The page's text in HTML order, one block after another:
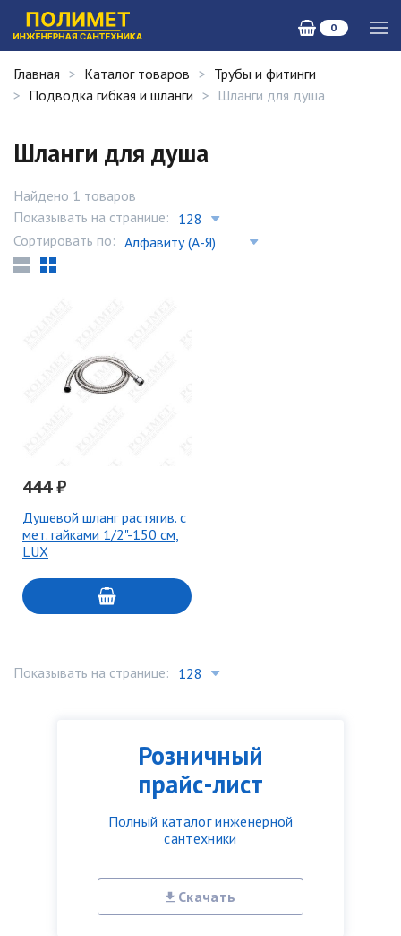
0
Розничный
прайс-лист
Полный каталог инженерной
сантехники
Скачать
Главная Каталог товаров
Трубы и фитинги
Подводка гибкая и шланги
Шланги для душа
Шланги для душа
Найдено 1 товаров
Показывать на странице:
Сортировать по:
444 ₽
Душевой шланг растягив. с
мет. гайками 1/2"-150 см,
LUX
Показывать на странице: